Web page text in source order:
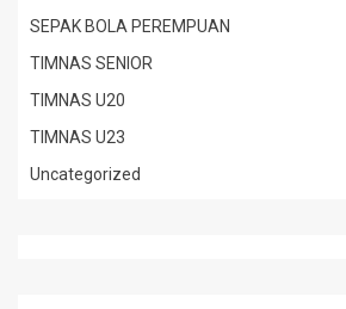
SEPAK BOLA PEREMPUAN
TIMNAS SENIOR
TIMNAS U20
TIMNAS U23
Uncategorized